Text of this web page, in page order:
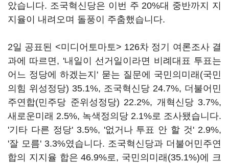
았습니다. 조국혁신당은 이번 주 20%대 중반까지 지
지율이 내려오며 돌풍이 주춤했습니다.
2일 공표된 <미디어토마토> 126차 정기 여론조사 결
과에 따르면, '내일이 선거일이라면 비례대표 투표는
어느 정당에 하겠는지' 묻는 질문에 국민의미래(국민
의힘 위성정당) 35.1%, 조국혁신당 24.7%, 더불어민
주연합(민주당 준위성정당) 22.2%, 개혁신당 3.7%,
새로운미래 2.5%, 녹색정의당 2.1%로 조사됐습니다.
'기타 다른 정당' 3.5%, '없거나 투표 안 할 것' 2.9%,
'잘 모름' 3.3%였습니다. 조국혁신당과 더불어민주연
합의 지지율 합은 46.9%로, 국민의미래(35.1%)에 크